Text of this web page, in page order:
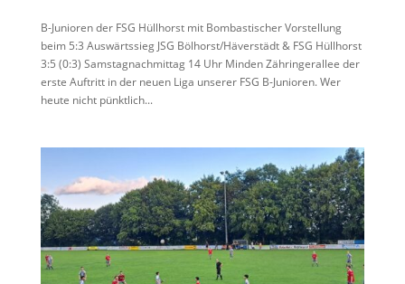
B-Junioren der FSG Hüllhorst mit Bombastischer Vorstellung
beim 5:3 Auswärtssieg JSG Bölhorst/Häverstädt & FSG Hüllhorst
3:5 (0:3) Samstagnachmittag 14 Uhr Minden Zähringerallee der
erste Auftritt in der neuen Liga unserer FSG B-Junioren. Wer
heute nicht pünktlich...